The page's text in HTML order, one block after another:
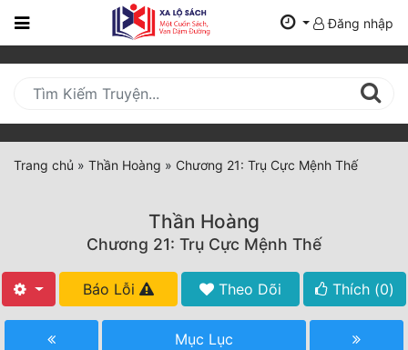
Trang
Mới
Cập
Nhật
(current)
Tất Cả
Đăng nhập
Trang chủ » Thần Hoàng » Chương 21: Trụ Cực Mệnh Thế
Thần Hoàng
Chương 21: Trụ Cực Mệnh Thế
Báo Lỗi Theo Dõi Thích (0)
Mục Lục